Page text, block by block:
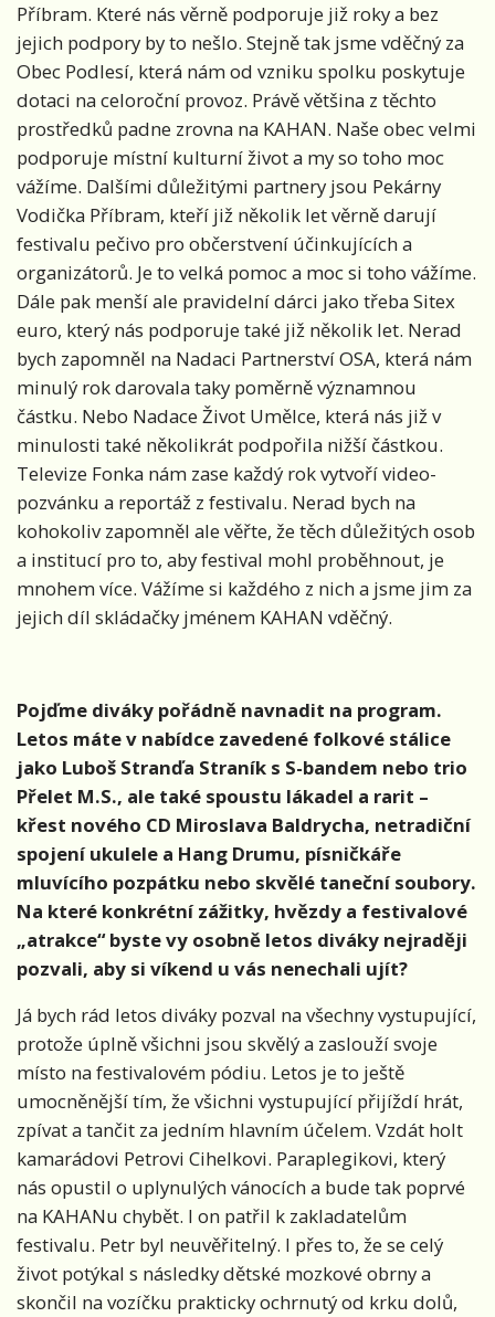
Příbram. Které nás věrně podporuje již roky a bez
jejich podpory by to nešlo. Stejně tak jsme vděčný za
Obec Podlesí, která nám od vzniku spolku poskytuje
dotaci na celoroční provoz. Právě většina z těchto
prostředků padne zrovna na KAHAN. Naše obec velmi
podporuje místní kulturní život a my so toho moc
vážíme. Dalšími důležitými partnery jsou Pekárny
Vodička Příbram, kteří již několik let věrně darují
festivalu pečivo pro občerstvení účinkujících a
organizátorů. Je to velká pomoc a moc si toho vážíme.
Dále pak menší ale pravidelní dárci jako třeba Sitex
euro, který nás podporuje také již několik let. Nerad
bych zapomněl na Nadaci Partnerství OSA, která nám
minulý rok darovala taky poměrně významnou
částku. Nebo Nadace Život Umělce, která nás již v
minulosti také několikrát podpořila nižší částkou.
Televize Fonka nám zase každý rok vytvoří video-
pozvánku a reportáž z festivalu. Nerad bych na
kohokoliv zapomněl ale věřte, že těch důležitých osob
a institucí pro to, aby festival mohl proběhnout, je
mnohem více. Vážíme si každého z nich a jsme jim za
jejich díl skládačky jménem KAHAN vděčný.
Pojďme diváky pořádně navnadit na program.
Letos máte v nabídce zavedené folkové stálice
jako Luboš Stranďa Straník s S-bandem nebo trio
Přelet M.S., ale také spoustu lákadel a rarit –
křest nového CD Miroslava Baldrycha, netradiční
spojení ukulele a Hang Drumu, písničkáře
mluvícího pozpátku nebo skvělé taneční soubory.
Na které konkrétní zážitky, hvězdy a festivalové
„atrakce“ byste vy osobně letos diváky nejraději
pozvali, aby si víkend u vás nenechali ujít?
Já bych rád letos diváky pozval na všechny vystupující,
protože úplně všichni jsou skvělý a zaslouží svoje
místo na festivalovém pódiu. Letos je to ještě
umocněnější tím, že všichni vystupující přijíždí hrát,
zpívat a tančit za jedním hlavním účelem. Vzdát holt
kamarádovi Petrovi Cihelkovi. Paraplegikovi, který
nás opustil o uplynulých vánocích a bude tak poprvé
na KAHANu chybět. I on patřil k zakladatelům
festivalu. Petr byl neuvěřitelný. I přes to, že se celý
život potýkal s následky dětské mozkové obrny a
skončil na vozíčku prakticky ochrnutý od krku dolů,